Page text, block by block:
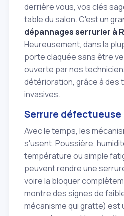
derrière vous, vos clés
table du salon. C'est un
dépannages serrurier à
Heureusement, dans la
porte claquée sans être
ouverte par nos
détérioration, grâce à des
invasives.
Serrure
Avec le temps, les
s'usent. Poussière,
température ou simple
peuvent rendre une
voire la bloquer
montre des signes de
mécanisme qui gratte) est